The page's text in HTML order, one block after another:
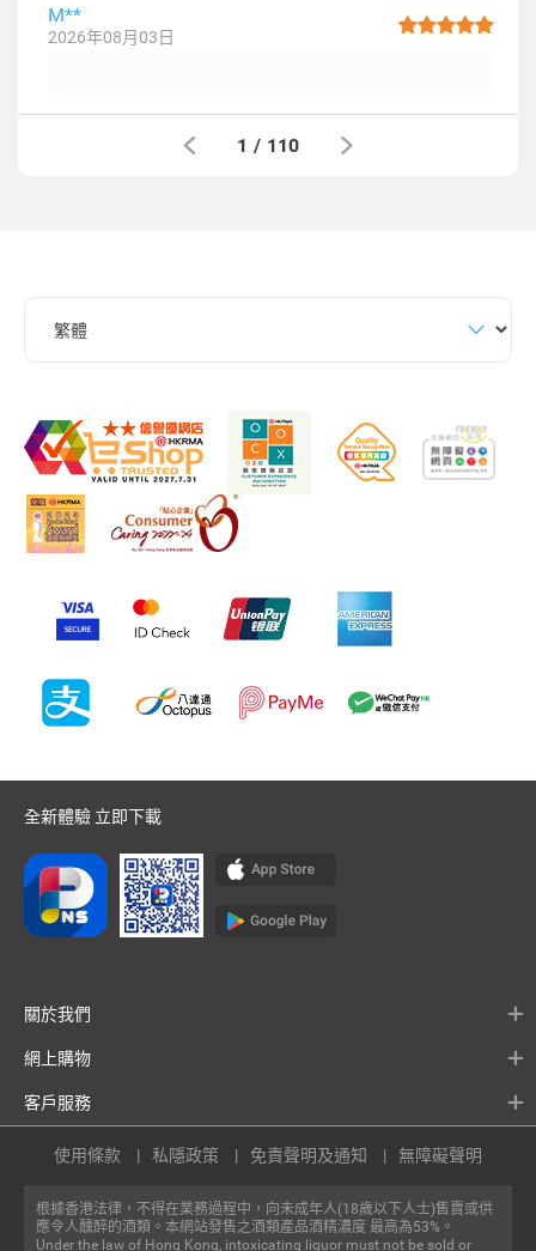
M**
2026年08月03日
1 / 110
全新體驗 立即下載
關於我們
網上購物
客戶服務
根據香港法律，不得在業務過程中，向未成年人(18歲以下人士)售賣或供
應令人醺醉的酒類。本網站發售之酒類產品酒精濃度 最高為53%。
Under the law of Hong Kong, intoxicating liquor must not be sold or
使用條款 私隱政策 免責聲明及通知 無障礙聲明